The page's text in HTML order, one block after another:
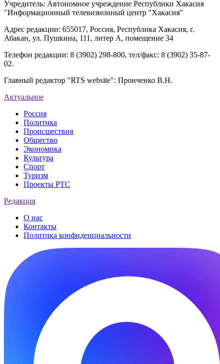
Учредитель: Автономное учреждение Республики Хакасия
"Информационный телевизионный центр "Хакасия"
Адрес редакции: 655017, Россия, Республика Хакасия, г.
Абакан, ул. Пушкина, 111, литер А, помещение 34
Телефон редакции: 8 (3902) 298-800, тел/факс: 8 (3902) 35-87-
02.
Главный редактор "RTS website": Пронченко В.Н.
Актуальное
Россия
Политика
Происшествия
Общество
Экономика
Культура
Спорт
Туризм
Проекты РТС
Редакция
О нас
Контакты
Политика конфиденциальности